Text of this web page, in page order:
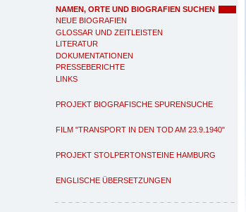
NAMEN, ORTE UND BIOGRAFIEN SUCHEN
NEUE BIOGRAFIEN
GLOSSAR UND ZEITLEISTEN
LITERATUR
DOKUMENTATIONEN
PRESSEBERICHTE
LINKS
PROJEKT BIOGRAFISCHE SPURENSUCHE
FILM "TRANSPORT IN DEN TOD AM 23.9.1940"
PROJEKT STOLPERTONSTEINE HAMBURG
ENGLISCHE ÜBERSETZUNGEN